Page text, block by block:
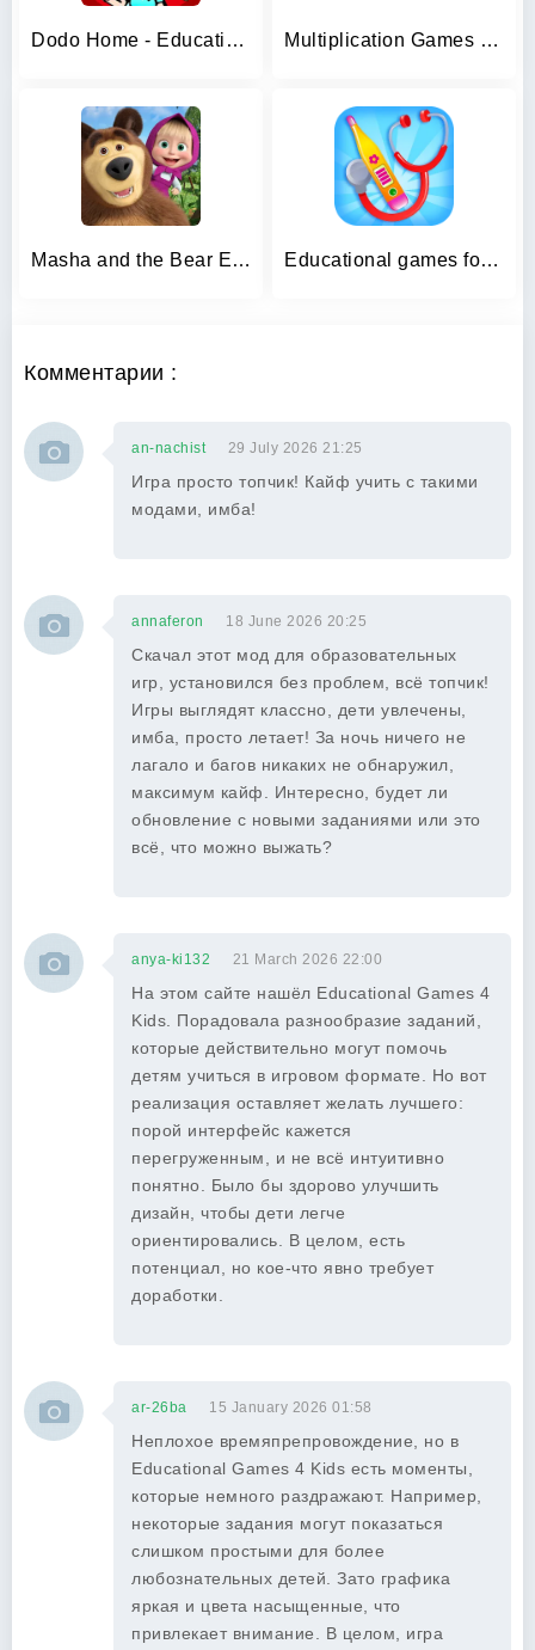
Dodo Home - Educational Puzzle Multiplication Games For Kids.
Masha and the Bear Educational Educational games for kids 2-4
Комментарии :
an-nachist 29 July 2026 21:25
Игра просто топчик! Кайф учить с такими
модами, имба!
annaferon 18 June 2026 20:25
Скачал этот мод для образовательных
игр, установился без проблем, всё топчик!
Игры выглядят классно, дети увлечены,
имба, просто летает! За ночь ничего не
лагало и багов никаких не обнаружил,
максимум кайф. Интересно, будет ли
обновление с новыми заданиями или это
всё, что можно выжать?
anya-ki132 21 March 2026 22:00
На этом сайте нашёл Educational Games 4
Kids. Порадовала разнообразие заданий,
которые действительно могут помочь
детям учиться в игровом формате. Но вот
реализация оставляет желать лучшего:
порой интерфейс кажется
перегруженным, и не всё интуитивно
понятно. Было бы здорово улучшить
дизайн, чтобы дети легче
ориентировались. В целом, есть
потенциал, но кое-что явно требует
доработки.
ar-26ba 15 January 2026 01:58
Неплохое времяпрепровождение, но в
Educational Games 4 Kids есть моменты,
которые немного раздражают. Например,
некоторые задания могут показаться
слишком простыми для более
любознательных детей. Зато графика
яркая и цвета насыщенные, что
привлекает внимание. В целом, игра